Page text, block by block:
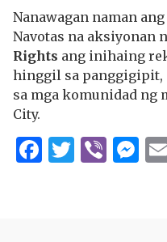
Nanawagan naman
Navotas na aksiyonan
Rights ang inihaing
hinggil sa panggigipit,
sa mga komunidad ng
City.
Facebook
Twitter